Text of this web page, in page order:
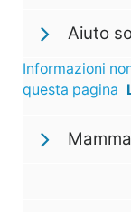
Aiuto
Informazioni
questa pagina